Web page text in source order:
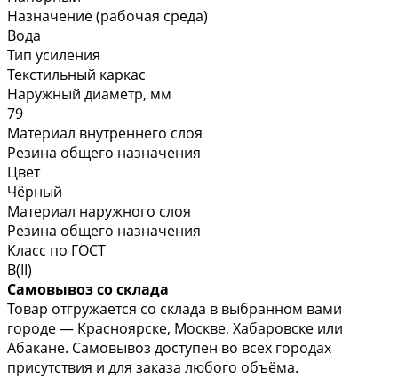
Назначение (рабочая среда)
Вода
Тип усиления
Текстильный каркас
Наружный диаметр, мм
79
Материал внутреннего слоя
Резина общего назначения
Цвет
Чёрный
Материал наружного слоя
Резина общего назначения
Класс по ГОСТ
В(II)
Самовывоз со склада
Товар отгружается со склада в выбранном вами
городе — Красноярске, Москве, Хабаровске или
Абакане. Самовывоз доступен во всех городах
присутствия и для заказа любого объёма.